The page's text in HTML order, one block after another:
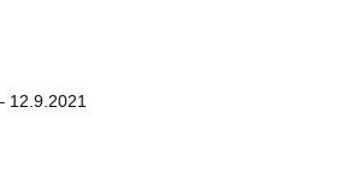
12.9.2021